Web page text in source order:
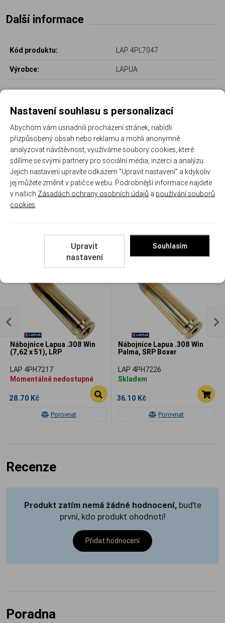
Další informace
Kód produktu: LAP 4PL7047
Výrobce: LAPUA
Ráže střely: 7,62 mm (.308)
Průměr střely: 7.83 mm (.308'')
Typ / označení střely: MEGA - SP (Soft Point)
Hmotnost střely: 13 g (200 grainů)
Porovnat
Nábojnice Lapua .308 Win
(7,62 x 51), LRP
LAP 4PH7217
Momentálně nedostupné
28.70 Kč
Porovnat
Nábojnice Lapua .308 Win
Palma, SRP Boxer
LAP 4PH7226
Skladem
36.10 Kč
Recenze
Produkt zatím nemá žádné hodnocení, buďte
první, kdo produkt ohodnotí!
Přidat hodnocení
Poradna
Nastavení souhlasu s personalizací
Abychom vám usnadnili procházení stránek, nabídli
přizpůsobený obsah nebo reklamu a mohli anonymně
analyzovat návštěvnost, využíváme soubory cookies, které
sdílíme se svými partnery pro sociální média, inzerci a analýzu.
Jejich nastavení upravíte odkazem "Upravit nastavení" a kdykoliv
jej můžete změnit v patičce webu. Podrobnější informace najdete
v našich Zásadách ochrany osobních údajů a používání souborů
cookies
Upravit
nastavení
Souhlasím